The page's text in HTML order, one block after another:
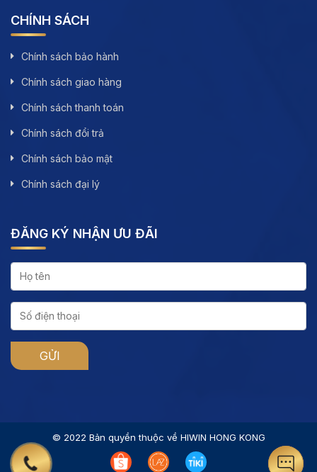
CHÍNH SÁCH
Chính sách bảo hành
Chính sách giao hàng
Chính sách thanh toán
Chính sách đổi trả
Chính sách bảo mật
Chính sách đại lý
ĐĂNG KÝ NHẬN ƯU ĐÃI
© 2022 Bản quyền thuộc về HIWIN HONG KONG